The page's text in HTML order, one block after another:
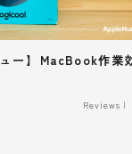
ー】MacBook作業
Reviews |